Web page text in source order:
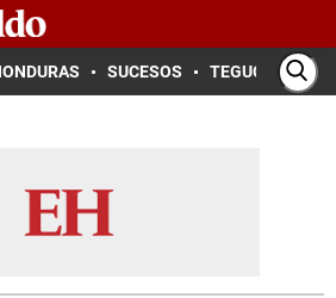
SUCESOS TEGUCIGALPA